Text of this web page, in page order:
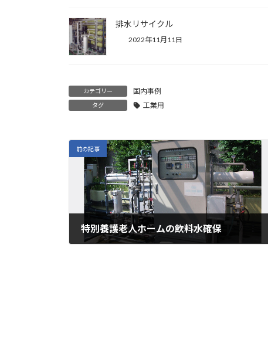
排水リサイクル
2022年11月11日
カテゴリー 国内事例
タグ 工業用
前の記事
特別養護老人ホームの飲料水確保